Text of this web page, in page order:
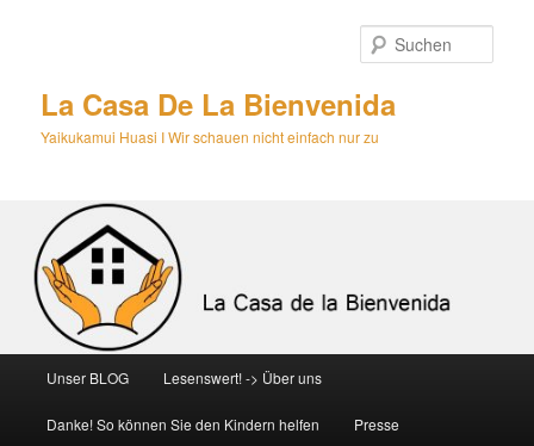
La Casa De La Bienvenida
Yaikukamui Huasi I Wir schauen nicht einfach nur zu
Unser BLOG Lesenswert! -> Über uns
Danke! So können Sie den Kindern helfen Presse